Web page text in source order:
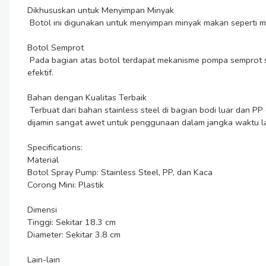
Dikhususkan untuk Menyimpan Minyak
Botol Semprot
efektif.
Bahan dengan Kualitas Terbaik
dijamin sangat awet untuk penggunaan dalam jangka waktu
Specifications:
Material
Botol Spray Pump: Stainless Steel, PP, dan Kaca
Corong Mini: Plastik
Dimensi
Tinggi: Sekitar 18.3 cm
Diameter: Sekitar 3.8 cm
Lain-lain